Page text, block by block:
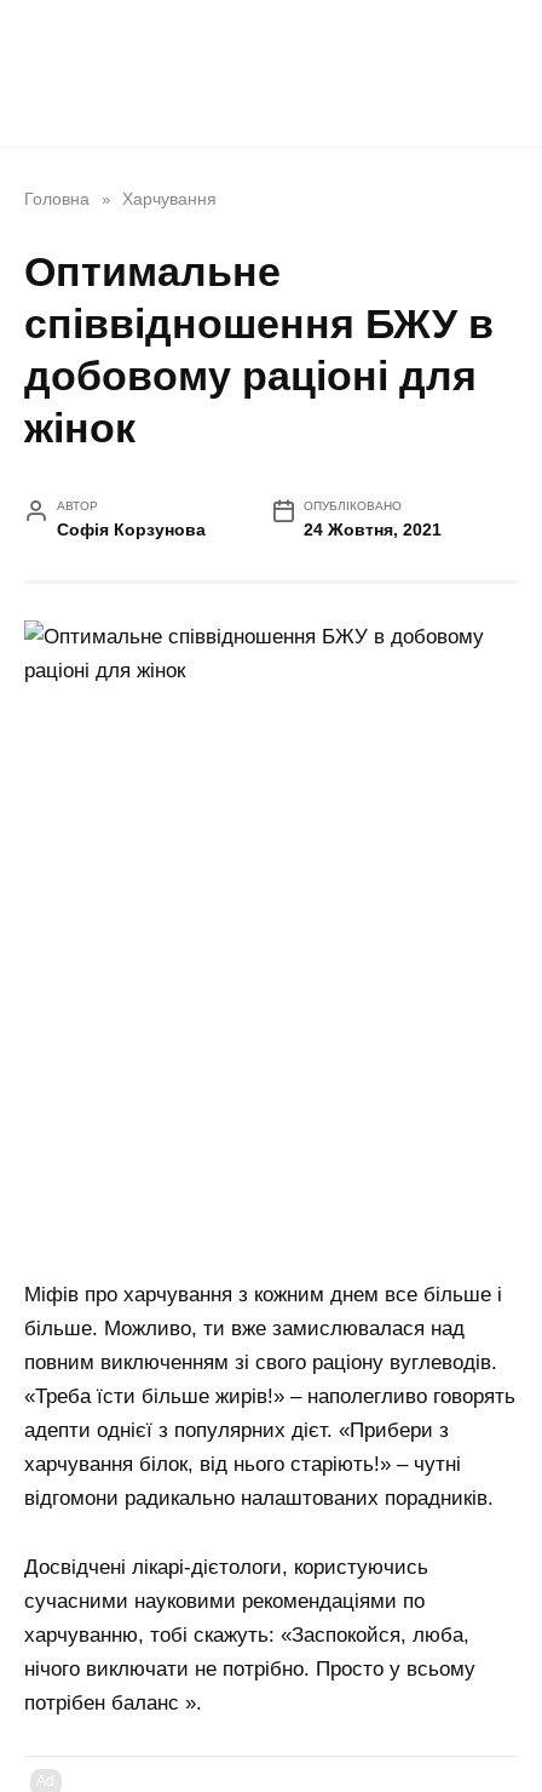
Головна » Харчування
Оптимальне
співвідношення БЖУ в
добовому раціоні для
жінок
АВТОР
Софія Корзунова
ОПУБЛІКОВАНО
24 Жовтня, 2021
Міфів про харчування з кожним днем все більше і
більше. Можливо, ти вже замислювалася над
повним виключенням зі свого раціону вуглеводів.
«Треба їсти більше жирів!» – наполегливо говорять
адепти однієї з популярних дієт. «Прибери з
харчування білок, від нього старіють!» – чутні
відгомони радикально налаштованих порадників.
Досвідчені лікарі-дієтологи, користуючись
сучасними науковими рекомендаціями по
харчуванню, тобі скажуть: «Заспокойся, люба,
нічого виключати не потрібно. Просто у всьому
потрібен баланс ».
Ad